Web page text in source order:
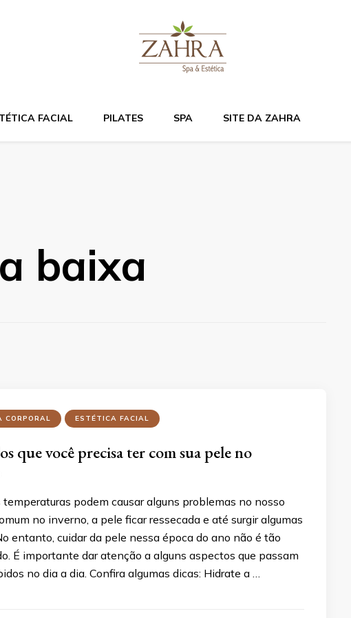
Bem estar e relaxamento
FACIAL PILATES SPA SITE DA ZAHRA
baixa
CORPORAL ESTÉTICA FACIAL
que você precisa ter com sua pele no
podem causar alguns problemas no nosso
no inverno, a pele ficar ressecada e até surgir algumas
entanto, cuidar da pele nessa época do ano não é tão
É importante dar atenção a alguns aspectos que passam
no dia a dia. Confira algumas dicas: Hidrate a …